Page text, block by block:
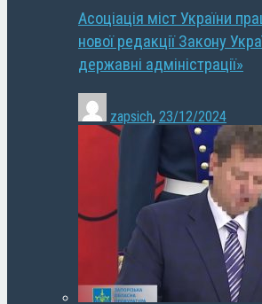
Асоціація міст України
нової редакції Закону
державні адміністрації»
zapsich, 23/12/2024